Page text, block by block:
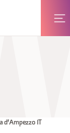
d'Ampezzo IT